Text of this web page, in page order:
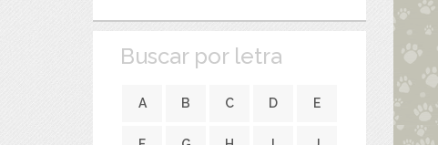
Buscar por letra
A B C D E